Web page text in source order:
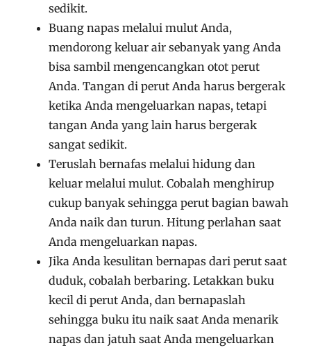
sedikit.
Buang napas melalui mulut Anda,
mendorong keluar air sebanyak yang Anda
bisa sambil mengencangkan otot perut
Anda. Tangan di perut Anda harus bergerak
ketika Anda mengeluarkan napas, tetapi
tangan Anda yang lain harus bergerak
sangat sedikit.
Teruslah bernafas melalui hidung dan
keluar melalui mulut. Cobalah menghirup
cukup banyak sehingga perut bagian bawah
Anda naik dan turun. Hitung perlahan saat
Anda mengeluarkan napas.
Jika Anda kesulitan bernapas dari perut saat
duduk, cobalah berbaring. Letakkan buku
kecil di perut Anda, dan bernapaslah
sehingga buku itu naik saat Anda menarik
napas dan jatuh saat Anda mengeluarkan